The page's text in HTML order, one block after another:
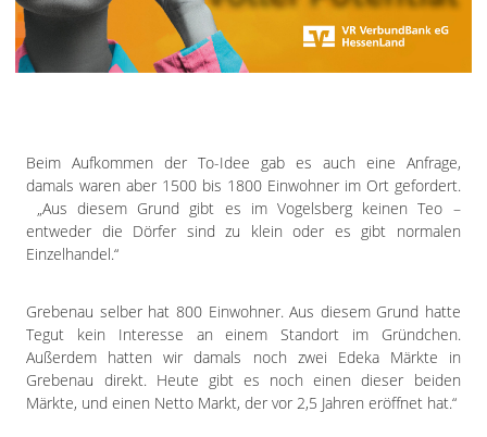
Beim Aufkommen der To-Idee gab es auch eine Anfrage,
damals waren aber 1500 bis 1800 Einwohner im Ort gefordert.
„Aus diesem Grund gibt es im Vogelsberg keinen Teo –
entweder die Dörfer sind zu klein oder es gibt normalen
Einzelhandel.“
Grebenau selber hat 800 Einwohner. Aus diesem Grund hatte
Tegut kein Interesse an einem Standort im Gründchen.
Außerdem hatten wir damals noch zwei Edeka Märkte in
Grebenau direkt. Heute gibt es noch einen dieser beiden
Märkte, und einen Netto Markt, der vor 2,5 Jahren eröffnet hat.“